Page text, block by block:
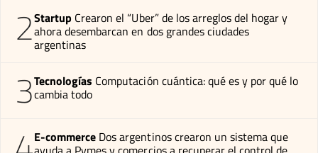
2Startup Crearon el “Uber” de los arreglos del hogar y
ahora desembarcan en dos grandes ciudades
argentinas
3Tecnologías Computación cuántica: qué es y por qué lo
cambia todo
E-commerce Dos argentinos crearon un sistema que